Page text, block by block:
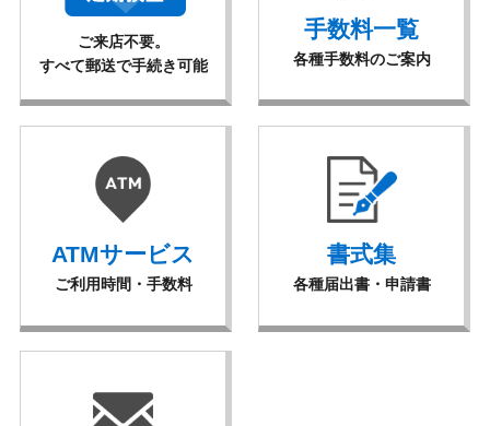
ご来店不要。
すべて郵送で手続き可能
手数料一覧
各種手数料のご案内
ATMサービス
ご利用時間・手数料
書式集
各種届出書・申請書